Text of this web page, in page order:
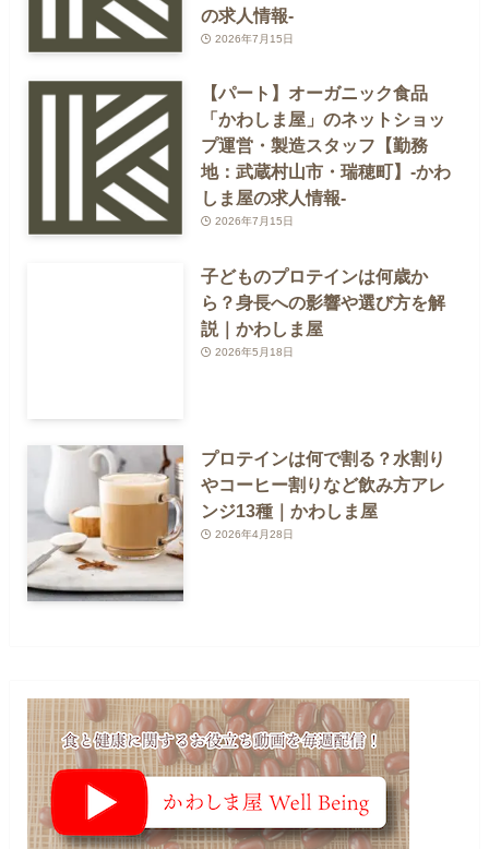
の求人情報-
2026年7月15日
【パート】オーガニック食品
「かわしま屋」のネットショッ
プ運営・製造スタッフ【勤務
地：武蔵村山市・瑞穂町】-かわ
しま屋の求人情報-
2026年7月15日
子どものプロテインは何歳か
ら？身長への影響や選び方を解
説｜かわしま屋
2026年5月18日
プロテインは何で割る？水割り
やコーヒー割りなど飲み方アレ
ンジ13種｜かわしま屋
2026年4月28日